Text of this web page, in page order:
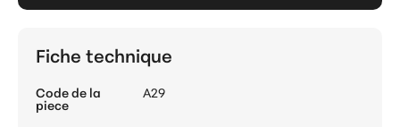
Fiche technique
Code de la
piece
A29